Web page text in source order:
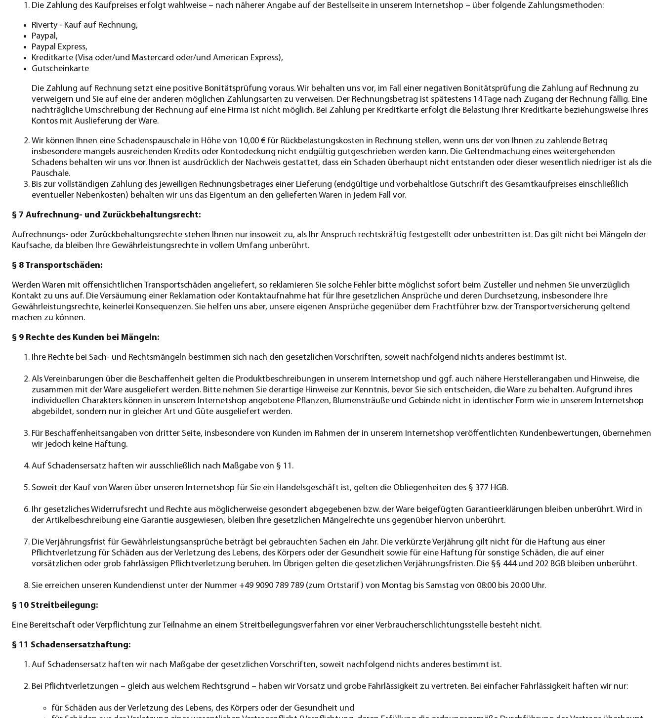
Die Zahlung des Kaufpreises erfolgt wahlweise – nach näherer Angabe auf der Bestellseite in unserem Internetshop – über folgende Zahlungsmethoden:
Riverty - Kauf auf Rechnung,
Paypal,
Paypal Express,
Kreditkarte (Visa oder/und Mastercard oder/und American Express),
Gutscheinkarte
Die Zahlung auf Rechnung setzt eine positive Bonitätsprüfung voraus. Wir behalten uns vor, im Fall einer negativen Bonitätsprüfung die Zahlung auf Rechnung zu
verweigern und Sie auf eine der anderen möglichen Zahlungsarten zu verweisen. Der Rechnungsbetrag ist spätestens 14 Tage nach Zugang der Rechnung fällig. Eine
nachträgliche Umschreibung der Rechnung auf eine Firma ist nicht möglich. Bei Zahlung per Kreditkarte erfolgt die Belastung Ihrer Kreditkarte beziehungsweise Ihres
Kontos mit Auslieferung der Ware.
Wir können Ihnen eine Schadenspauschale in Höhe von 10,00 € für Rückbelastungskosten in Rechnung stellen, wenn uns der von Ihnen zu zahlende Betrag
insbesondere mangels ausreichenden Kredits oder Kontodeckung nicht endgültig gutgeschrieben werden kann. Die Geltendmachung eines weitergehenden
Schadens behalten wir uns vor. Ihnen ist ausdrücklich der Nachweis gestattet, dass ein Schaden überhaupt nicht entstanden oder dieser wesentlich niedriger ist als die
Pauschale.
Bis zur vollständigen Zahlung des jeweiligen Rechnungsbetrages einer Lieferung (endgültige und vorbehaltlose Gutschrift des Gesamtkaufpreises einschließlich
eventueller Nebenkosten) behalten wir uns das Eigentum an den gelieferten Waren in jedem Fall vor.
§ 7 Aufrechnung- und Zurückbehaltungsrecht:
Aufrechnungs- oder Zurückbehaltungsrechte stehen Ihnen nur insoweit zu, als Ihr Anspruch rechtskräftig festgestellt oder unbestritten ist. Das gilt nicht bei Mängeln der
Kaufsache, da bleiben Ihre Gewährleistungsrechte in vollem Umfang unberührt.
§ 8 Transportschäden:
Werden Waren mit offensichtlichen Transportschäden angeliefert, so reklamieren Sie solche Fehler bitte möglichst sofort beim Zusteller und nehmen Sie unverzüglich
Kontakt zu uns auf. Die Versäumung einer Reklamation oder Kontaktaufnahme hat für Ihre gesetzlichen Ansprüche und deren Durchsetzung, insbesondere Ihre
Gewährleistungsrechte, keinerlei Konsequenzen. Sie helfen uns aber, unsere eigenen Ansprüche gegenüber dem Frachtführer bzw. der Transportversicherung geltend
machen zu können.
§ 9 Rechte des Kunden bei Mängeln:
Ihre Rechte bei Sach- und Rechtsmängeln bestimmen sich nach den gesetzlichen Vorschriften, soweit nachfolgend nichts anderes bestimmt ist.
Als Vereinbarungen über die Beschaffenheit gelten die Produktbeschreibungen in unserem Internetshop und ggf. auch nähere Herstellerangaben und Hinweise, die
zusammen mit der Ware ausgeliefert werden. Bitte nehmen Sie derartige Hinweise zur Kenntnis, bevor Sie sich entscheiden, die Ware zu behalten. Aufgrund ihres
individuellen Charakters können in unserem Internetshop angebotene Pflanzen, Blumensträuße und Gebinde nicht in identischer Form wie in unserem Internetshop
abgebildet, sondern nur in gleicher Art und Güte ausgeliefert werden.
Für Beschaffenheitsangaben von dritter Seite, insbesondere von Kunden im Rahmen der in unserem Internetshop veröffentlichten Kundenbewertungen, übernehmen
wir jedoch keine Haftung.
Auf Schadensersatz haften wir ausschließlich nach Maßgabe von § 11.
Soweit der Kauf von Waren über unseren Internetshop für Sie ein Handelsgeschäft ist, gelten die Obliegenheiten des § 377 HGB.
Ihr gesetzliches Widerrufsrecht und Rechte aus möglicherweise gesondert abgegebenen bzw. der Ware beigefügten Garantieerklärungen bleiben unberührt. Wird in
der Artikelbeschreibung eine Garantie ausgewiesen, bleiben Ihre gesetzlichen Mängelrechte uns gegenüber hiervon unberührt.
Die Verjährungsfrist für Gewährleistungsansprüche beträgt bei gebrauchten Sachen ein Jahr. Die verkürzte Verjährung gilt nicht für die Haftung aus einer
Pflichtverletzung für Schäden aus der Verletzung des Lebens, des Körpers oder der Gesundheit sowie für eine Haftung für sonstige Schäden, die auf einer
vorsätzlichen oder grob fahrlässigen Pflichtverletzung beruhen. Im Übrigen gelten die gesetzlichen Verjährungsfristen. Die §§ 444 und 202 BGB bleiben unberührt.
Sie erreichen unseren Kundendienst unter der Nummer +49 9090 789 789 (zum Ortstarif) von Montag bis Samstag von 08:00 bis 20:00 Uhr.
§ 10 Streitbeilegung:
Eine Bereitschaft oder Verpflichtung zur Teilnahme an einem Streitbeilegungsverfahren vor einer Verbraucherschlichtungsstelle besteht nicht.
§ 11 Schadensersatzhaftung:
Auf Schadensersatz haften wir nach Maßgabe der gesetzlichen Vorschriften, soweit nachfolgend nichts anderes bestimmt ist.
Bei Pflichtverletzungen – gleich aus welchem Rechtsgrund – haben wir Vorsatz und grobe Fahrlässigkeit zu vertreten. Bei einfacher Fahrlässigkeit haften wir nur:
für Schäden aus der Verletzung des Lebens, des Körpers oder der Gesundheit und